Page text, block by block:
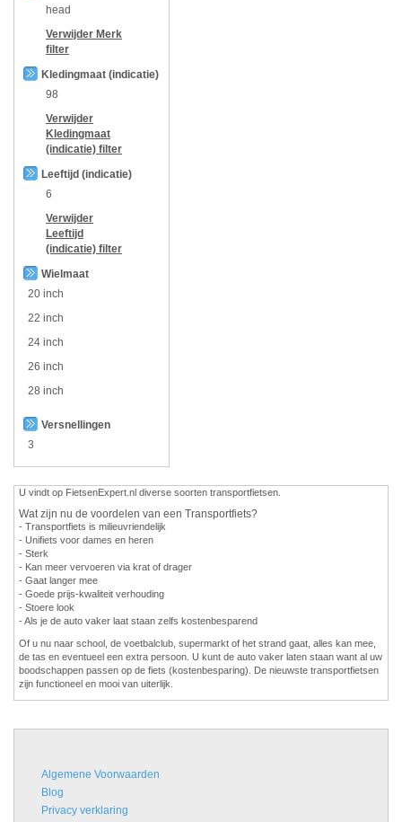
head
Verwijder Merk
filter
Kledingmaat (indicatie)
98
Verwijder
Kledingmaat
(indicatie) filter
Leeftijd (indicatie)
6
Verwijder
Leeftijd
(indicatie) filter
Wielmaat
20 inch
22 inch
24 inch
26 inch
28 inch
Versnellingen
3
U vindt op FietsenExpert.nl diverse soorten transportfietsen.
Wat zijn nu de voordelen van een Transportfiets?
- Transportfiets is milieuvriendelijk
- Unifiets voor dames en heren
- Sterk
- Kan meer vervoeren via krat of drager
- Gaat langer mee
- Goede prijs-kwaliteit verhouding
- Stoere look
- Als je de auto vaker laat staan zelfs kostenbesparend
Of u nu naar school, de voetbalclub, supermarkt of het strand gaat, alles kan mee,
de tas en eventueel een extra persoon. U kunt de auto vaker laten staan want al uw
boodschappen passen op de fiets (kostenbesparing). De nieuwste transportfietsen
zijn functioneel en mooi van uiterlijk.
Algemene Voorwaarden
Blog
Privacy verklaring